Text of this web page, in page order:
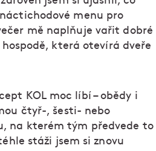
menu pro
mě naplňuje vařit dobré
která otevírá dveře
KOL moc líbí – obědy i
čtyř-, šesti- nebo
na kterém tým předvede to
stáži jsem si znovu